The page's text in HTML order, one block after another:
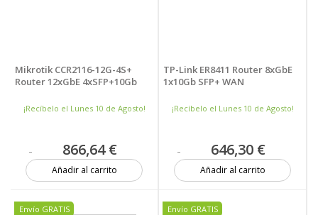
Mikrotik CCR2116-12G-4S+
Router 12xGbE 4xSFP+10Gb
¡Recíbelo el Lunes 10 de Agosto!
866,64 €
Añadir al carrito
TP-Link ER8411 Router 8xGbE
1x10Gb SFP+ WAN
¡Recíbelo el Lunes 10 de Agosto!
646,30 €
Añadir al carrito
Envío GRATIS Envío GRATIS